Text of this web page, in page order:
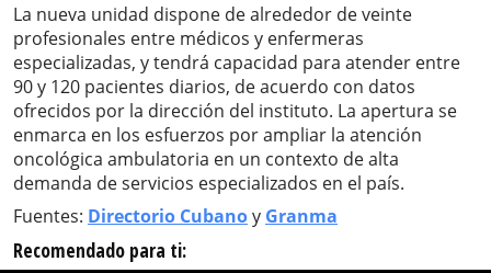
La nueva unidad dispone de alrededor de veinte
profesionales entre médicos y enfermeras
especializadas, y tendrá capacidad para atender entre
90 y 120 pacientes diarios, de acuerdo con datos
ofrecidos por la dirección del instituto. La apertura se
enmarca en los esfuerzos por ampliar la atención
oncológica ambulatoria en un contexto de alta
demanda de servicios especializados en el país.
Fuentes: Directorio Cubanoy Granma
Recomendado para ti: